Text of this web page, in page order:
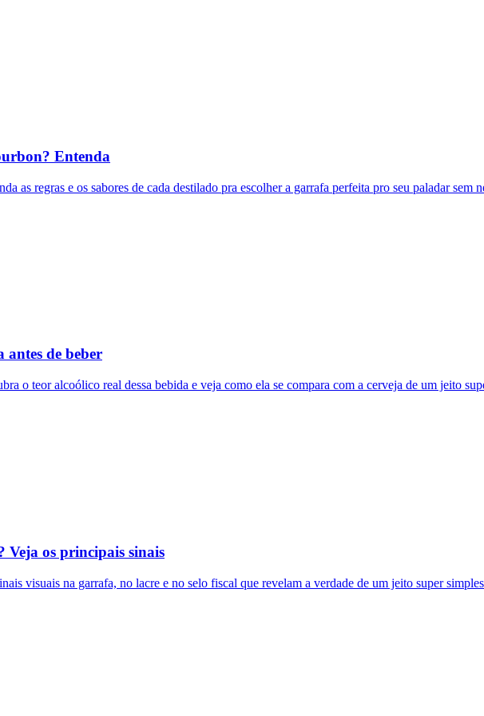
Entenda
as regras e os sabores de cada destilado pra escolher a garrafa perfeita pro seu paladar sem
antes de beber
o teor alcoólico real dessa bebida e veja como ela se compara com a cerveja de um jeito
Veja os principais sinais
visuais na garrafa, no lacre e no selo fiscal que revelam a verdade de um jeito super